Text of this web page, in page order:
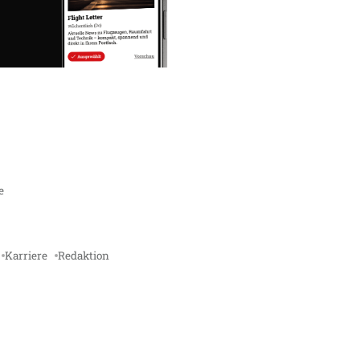
Karriere Redaktion